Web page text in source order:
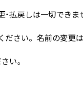
戻しは一切できま
さい。名前の変更
い。